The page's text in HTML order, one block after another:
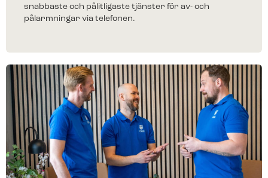
snabbaste och pålitligaste tjänster för av- och
pålarmningar via telefonen.